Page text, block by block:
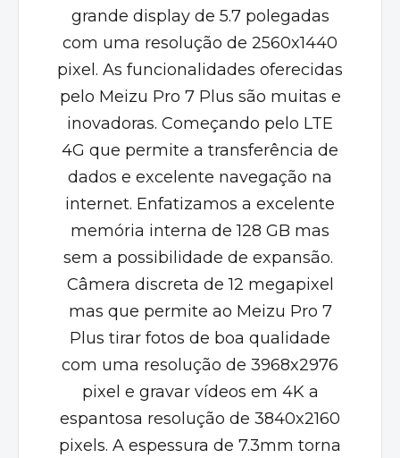
grande display de 5.7 polegadas
com uma resolução de 2560x1440
pixel. As funcionalidades oferecidas
pelo Meizu Pro 7 Plus são muitas e
inovadoras. Começando pelo LTE
4G que permite a transferência de
dados e excelente navegação na
internet. Enfatizamos a excelente
memória interna de 128 GB mas
sem a possibilidade de expansão.
Câmera discreta de 12 megapixel
mas que permite ao Meizu Pro 7
Plus tirar fotos de boa qualidade
com uma resolução de 3968x2976
pixel e gravar vídeos em 4K a
espantosa resolução de 3840x2160
pixels. A espessura de 7.3mm torna